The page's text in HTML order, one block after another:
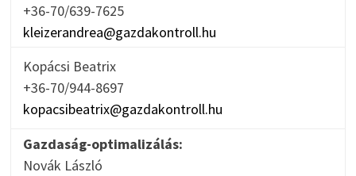
+36-70/639-7625
kleizerandrea@gazdakontroll.hu
Kopácsi Beatrix
+36-70/944-8697
kopacsibeatrix@gazdakontroll.hu
Gazdaság-optimalizálás:
Novák László